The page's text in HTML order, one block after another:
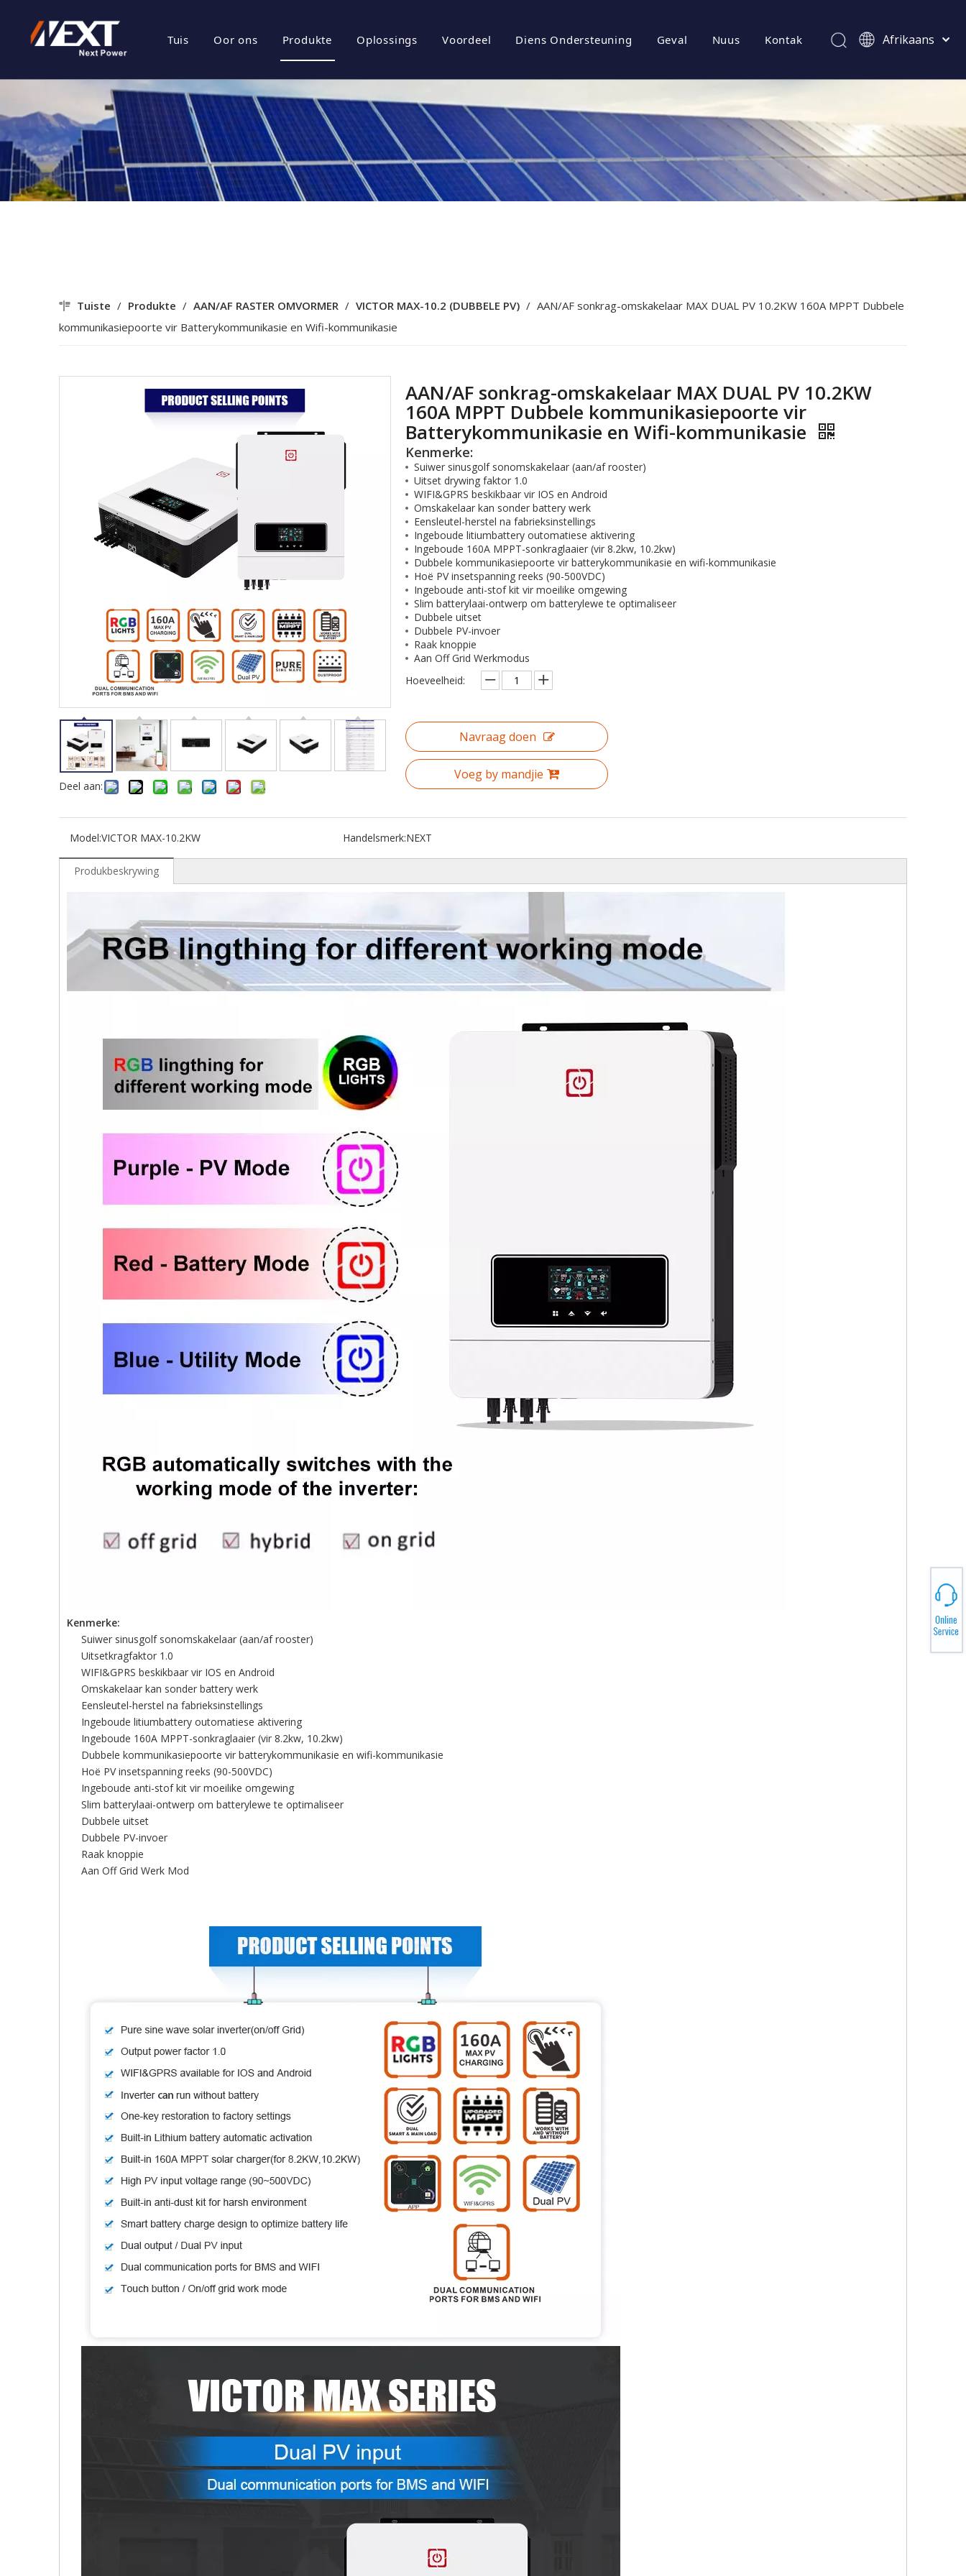
Tuis Oor ons
Maatskappy Kultuur
Sertifikaat Eer
Maatskappy Styl
Produkte
Fotovoltaïese omskakelaar
Fotovoltaïese stelsel
Oplossings Voordeel Diens Ondersteuning
Aflaai
Gereelde vrae
Video's
Geval Nuus Kontak
Afrikaans
ไทย
Deutsch
Português
Español
Pусский
Français
Tuiste / Produkte / AAN/AF RASTER OMVORMER / VICTOR MAX-10.2 (DUBBELE PV) / AAN/AF sonkrag-omskakelaar MAX DUAL PV 10.2KW 160A MPPT Dubbele
kommunikasiepoorte vir Batterykommunikasie en Wifi-kommunikasie
Deel aan:
AAN/AF sonkrag-omskakelaar MAX DUAL PV 10.2KW
160A MPPT Dubbele kommunikasiepoorte vir
Batterykommunikasie en Wifi-kommunikasie
Kenmerke:
Suiwer sinusgolf sonomskakelaar (aan/af rooster)
Uitset drywing faktor 1.0
WIFI&GPRS beskikbaar vir IOS en Android
Omskakelaar kan sonder battery werk
Eensleutel-herstel na fabrieksinstellings
Ingeboude litiumbattery outomatiese aktivering
Ingeboude 160A MPPT-sonkraglaaier (vir 8.2kw, 10.2kw)
Dubbele kommunikasiepoorte vir batterykommunikasie en wifi-kommunikasie
Hoë PV insetspanning reeks (90-500VDC)
Ingeboude anti-stof kit vir moeilike omgewing
Slim batterylaai-ontwerp om batterylewe te optimaliseer
Dubbele uitset
Dubbele PV-invoer
Raak knoppie
Aan Off Grid Werkmodus
Hoeveelheid:
Navraag doen
Voeg by mandjie
Model:VICTOR MAX-10.2KW Handelsmerk:NEXT
Produkbeskrywing
Kenmerke:
Suiwer sinusgolf sonomskakelaar (aan/af rooster)
Uitsetkragfaktor 1.0
WIFI&GPRS beskikbaar vir IOS en Android
Omskakelaar kan sonder battery werk
Eensleutel-herstel na fabrieksinstellings
Ingeboude litiumbattery outomatiese aktivering
Ingeboude 160A MPPT-sonkraglaaier (vir 8.2kw, 10.2kw)
Dubbele kommunikasiepoorte vir batterykommunikasie en wifi-kommunikasie
Hoë PV insetspanning reeks (90-500VDC)
Ingeboude anti-stof kit vir moeilike omgewing
Slim batterylaai-ontwerp om batterylewe te optimaliseer
Dubbele uitset
Dubbele PV-invoer
Raak knoppie
Aan Off Grid Werk Mod